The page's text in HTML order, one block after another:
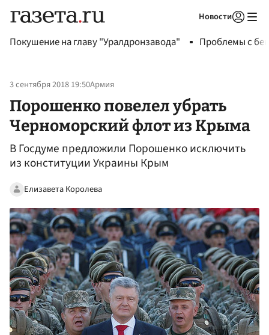
Новости
Покушение на главу "Уралдронзавода" Проблемы с
3 сентября 2018 19:50Армия
Порошенко повелел убрать
Черноморский флот из Крыма
В Госдуме предложили Порошенко исключить
из конституции Украины Крым‍
Елизавета Королева